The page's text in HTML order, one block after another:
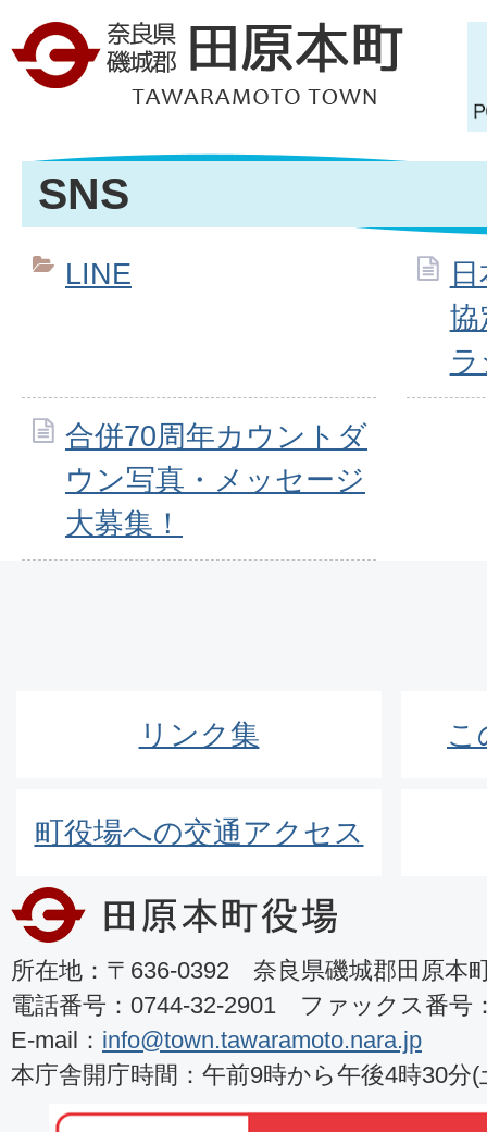
SNS
LINE
協
合併70周年カウントダ
ウン写真・メッセージ
大募集！
リンク集 こ
町役場への交通アクセス
所在地：〒636-0392 奈良県磯城郡田原本
電話番号：0744-32-2901 ファックス番号
E-mail： info@town.tawaramoto.nara.jp
本庁舎開庁時間：午前9時から午後4時30分